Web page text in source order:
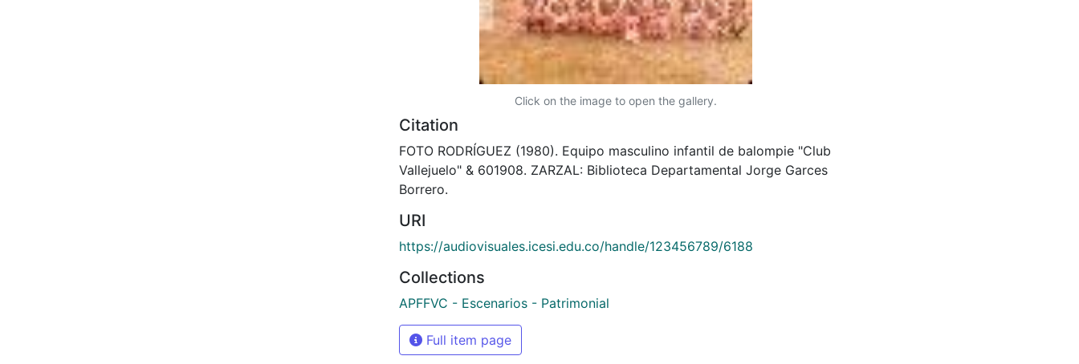
Click on the image to open the gallery.
Citation
FOTO RODRÍGUEZ (1980). Equipo masculino infantil de balompie "Club
Vallejuelo" & 601908. ZARZAL: Biblioteca Departamental Jorge Garces
Borrero.
URI
https://audiovisuales.icesi.edu.co/handle/123456789/6188
Collections
APFFVC - Escenarios - Patrimonial
Full item page